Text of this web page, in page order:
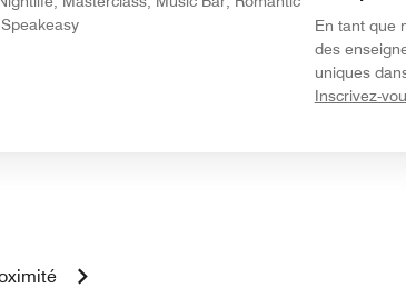
En tant que
des
uniques
Inscrivez-